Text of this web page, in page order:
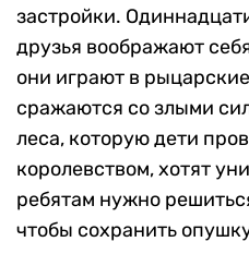
застройки.
друзья воображают
они играют в
сражаются со злыми
леса, которую дети
королевством, хотят
ребятам нужно
чтобы сохранить